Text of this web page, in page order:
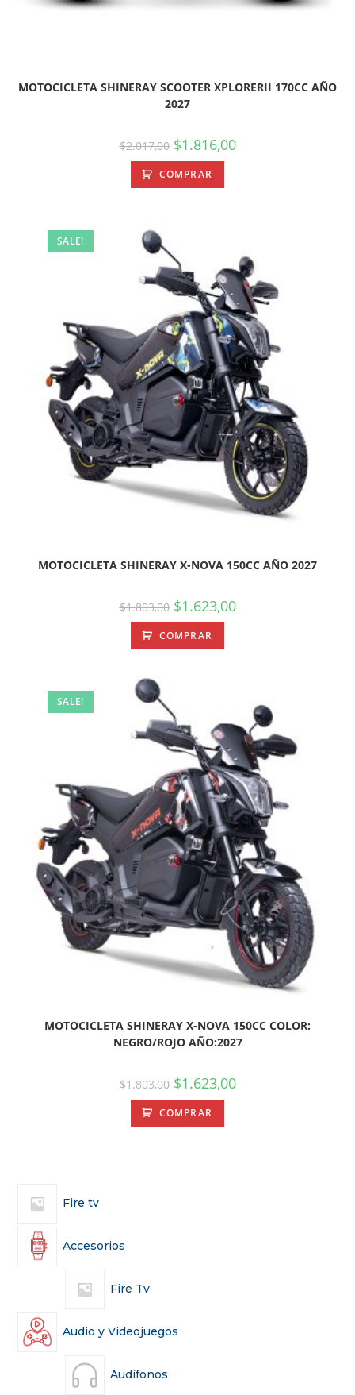
MOTOCICLETA SHINERAY SCOOTER XPLORERII 170CC AÑO
2027
$2.017,00 $1.816,00
COMPRAR
SALE!
MOTOCICLETA SHINERAY X-NOVA 150CC AÑO 2027
$1.803,00 $1.623,00
COMPRAR
SALE!
MOTOCICLETA SHINERAY X-NOVA 150CC COLOR:
NEGRO/ROJO AÑO:2027
$1.803,00 $1.623,00
COMPRAR
Fire tv
Accesorios
Fire Tv
Audio y Videojuegos
Audífonos